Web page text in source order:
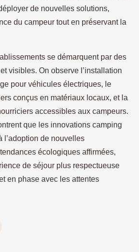
de nouvelles solutions,
du campeur tout en préservant la
se démarquent par des
visibles. On observe l’installation
pour véhicules électriques, le
conçus en matériaux locaux, et la
accessibles aux campeurs.
que les innovations camping
l’adoption de nouvelles
écologiques affirmées,
de séjour plus respectueuse
en phase avec les attentes